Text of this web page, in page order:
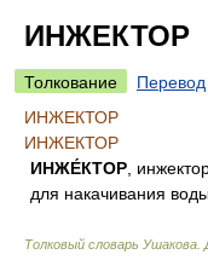
ИНЖЕКТОР
Толкование
Перевод
ИНЖЕКТОР
ИНЖЕКТОР
ИНЖЕ́КТОР ,
для накачивания
Толковый словарь Ушакова